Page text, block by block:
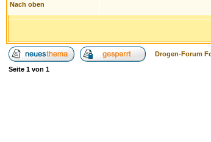
Nach oben
Drogen-Forum
Seite 1 von 1